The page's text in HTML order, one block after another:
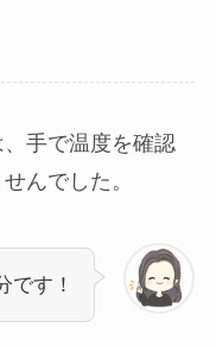
手で温度を確認
んでした。
です！